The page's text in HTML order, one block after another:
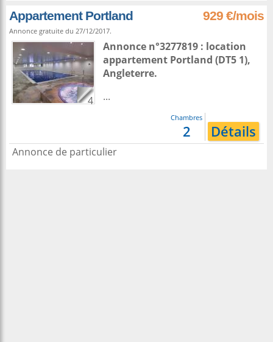
Appartement Portland 929 €/mois
Annonce gratuite du 27/12/2017.
4
Annonce n°3277819 : location
appartement Portland (DT5 1),
Angleterre.
...
Chambres
2 Détails
Annonce de particulier